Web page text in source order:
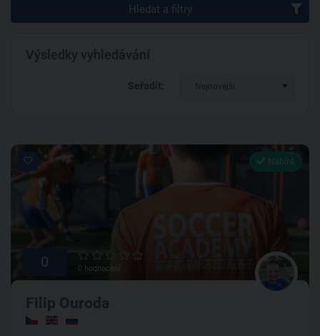
Hledat a filtry
Výsledky vyhledávání
Seřadit: Nejnovější
Nabírá
0 0 hodnocení
Filip Ouroda